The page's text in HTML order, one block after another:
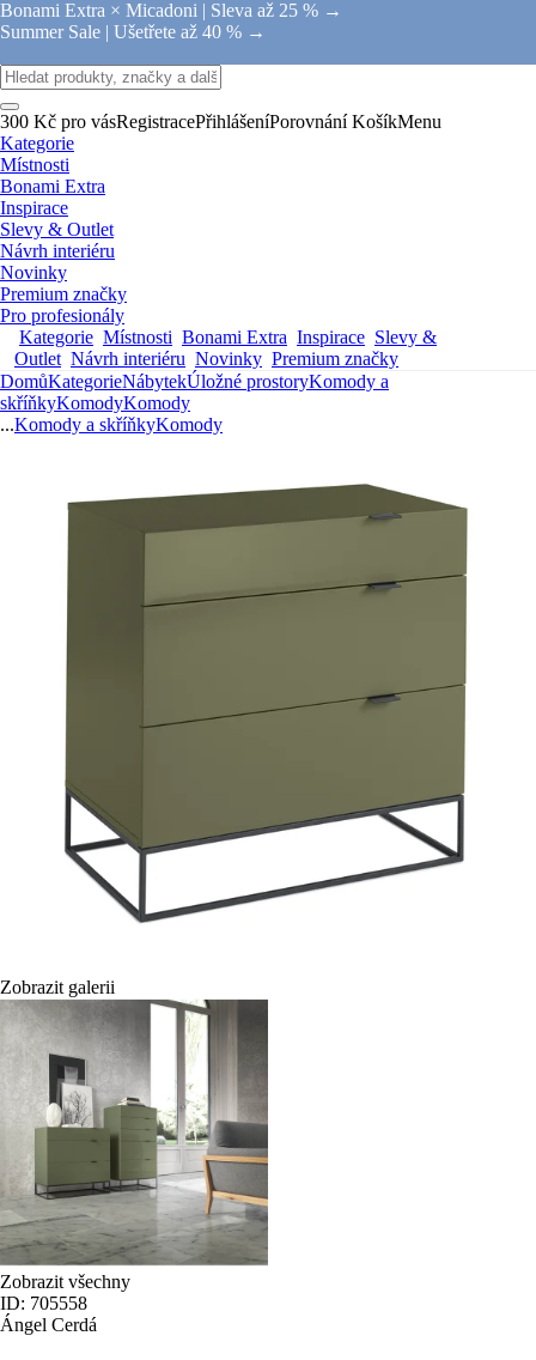
Bonami Extra × Micadoni | Sleva až 25 % →
Summer Sale | Ušetřete až 40 % →
300 Kč pro vásRegistracePřihlášeníPorovnání KošíkMenu
Kategorie
Místnosti
Bonami Extra
Inspirace
Slevy & Outlet
Návrh interiéru
Novinky
Premium značky
Pro profesionály
Kategorie Místnosti Bonami Extra Inspirace Slevy &
Outlet Návrh interiéru Novinky Premium značky
DomůKategorieNábytekÚložné prostoryKomody a
skříňkyKomodyKomody
...Komody a skříňkyKomody
Zobrazit galerii
Zobrazit všechny
ID: 705558
Ángel Cerdá